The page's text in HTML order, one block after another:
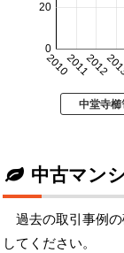
201020112012
0
20
中堂寺
中古マン
過去の取引事例
してください。